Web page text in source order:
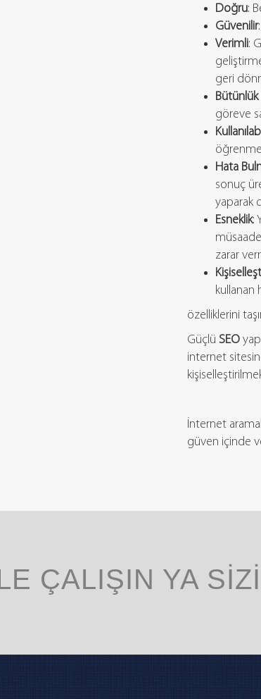
Doğru:
Güvenilir
Verimli:
geri
Bütünlük
göreve
öğrenme
Hata
sonuç
yaparak
Esneklik:
zarar
kullanan
özelliklerini
Güçlü SEO
internet
İnternet
güven içinde
ÇALIŞIN YA